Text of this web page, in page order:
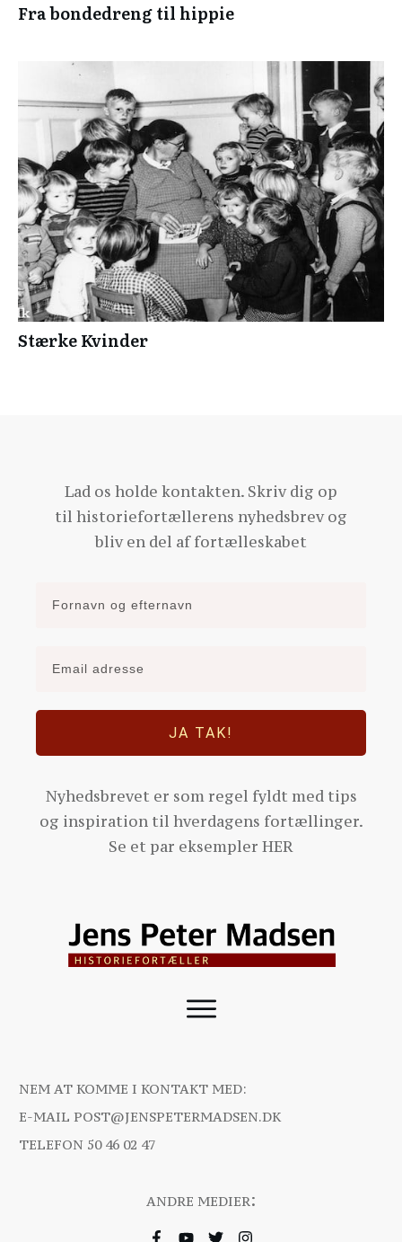
Fra bondedreng til hippie
Stærke Kvinder
Lad os holde kontakten. Skriv dig op
til historiefortællerens nyhedsbrev og
bliv en del af fortælleskabet
JA TAK!
Nyhedsbrevet er som regel fyldt med tips
og inspiration til hverdagens fortællinger.
Se et par eksempler HER
NEM AT KOMME I KONTAKT MED:
E-MAIL POST@JENSPETERMADSEN.DK
TELEFON 50 46 02 47
ANDRE MEDIER: